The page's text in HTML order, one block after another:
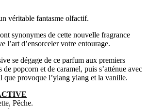
véritable fantasme olfactif.
synonymes de cette nouvelle fragrance
l’art d’ensorceler votre entourage.
se dégage de ce parfum aux premiers
de popcorn et de caramel, puis s’atténue avec
que provoque l’ylang ylang et la vanille.
Pêche.